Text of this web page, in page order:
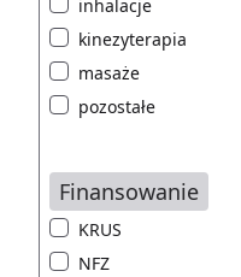
inhalacje
kinezyterapia
masaże
pozostałe
Finansowanie
KRUS
NFZ